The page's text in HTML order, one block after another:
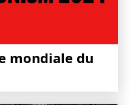
mondiale du